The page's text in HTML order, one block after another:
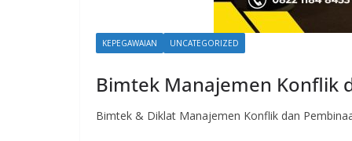
KEPEGAWAIAN UNCATEGORIZED
Bimtek Manajemen Konflik
Bimtek & Diklat Manajemen Konflik dan